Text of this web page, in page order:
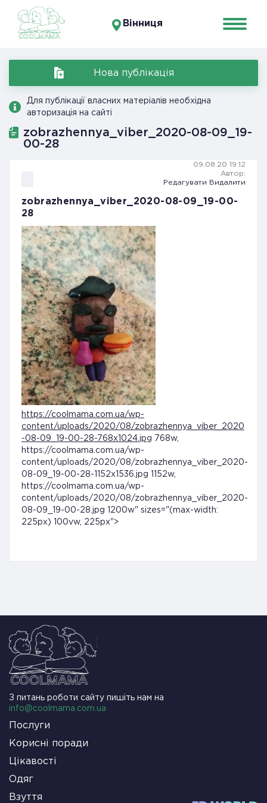
Вінниця
Нова публікація
Для публікації власних матеріалів необхідна
авторизація на сайті
zobrazhennya_viber_2020-08-09_19-
00-28
09.08.20 19:12
Автор:
Редагувати
Видалити
zobrazhennya_viber_2020-08-09_19-00-
28
https://coolmama.com.ua/wp-
content/uploads/2020/08/zobrazhennya_viber_2020
-08-09_19-00-28-768x1024.jpg 768w,
https://coolmama.com.ua/wp-
content/uploads/2020/08/zobrazhennya_viber_2020-
08-09_19-00-28-1152x1536.jpg 1152w,
https://coolmama.com.ua/wp-
content/uploads/2020/08/zobrazhennya_viber_2020-
08-09_19-00-28.jpg 1200w" sizes="(max-width:
225px) 100vw, 225px">
З питань роботи сайту пишіть нам на
info@coolmama.com.ua
Послуги
Корисні поради
Цікавості
Одяг
Взуття